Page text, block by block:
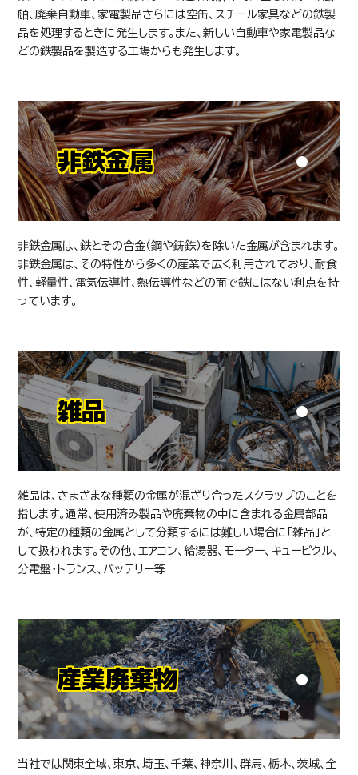
混合廃棄物A
舶、廃棄自動車、家電製品さらには空缶、スチール家具などの鉄製
品を処理するときに発生します。また、新しい自動車や家電製品な
どの鉄製品を製造する工場からも発生します。
非鉄金属
非鉄金属は、鉄とその合金（鋼や鋳鉄）を除いた金属が含まれます。
非鉄金属は、その特性から多くの産業で広く利用されており、耐食
性、軽量性、電気伝導性、熱伝導性などの面で鉄にはない利点を持
っています。
雑品
雑品は、さまざまな種類の金属が混ざり合ったスクラップのことを
指します。通常、使用済み製品や廃棄物の中に含まれる金属部品
が、特定の種類の金属として分類するには難しい場合に「雑品」と
して扱われます。その他、エアコン、給湯器、モーター、キューピクル、
分電盤・トランス、バッテリー等
産業廃棄物
当社では関東全域、東京、埼玉、千葉、神奈川、群馬、栃木、茨城、全